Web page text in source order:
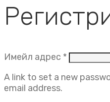
Имейл адрес *
A link to set a new
email address.